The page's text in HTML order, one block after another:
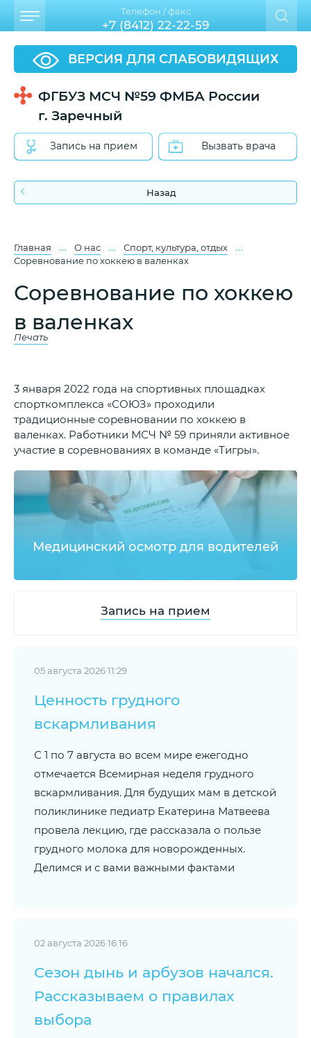
ВЕРСИЯ ДЛЯ СЛАБОВИДЯЩИХ
ФГБУЗ МСЧ №59 ФМБА России
г. Заречный
Запись на прием Вызвать врача
Телефон / факс
+7 (8412) 22-22-59
Назад
Главная … О нас … Спорт, культура, отдых …
Соревнование по хоккею в валенках
Соревнование по хоккею
в валенках
Печать
3 января 2022 года на спортивных площадках
спорткомплекса «СОЮЗ» проходили
традиционные соревновании по хоккею в
валенках. Работники МСЧ № 59 приняли активное
участие в соревнованиях в команде «Тигры».
Медицинский осмотр для водителей
Запись на прием
05 августа 2026 11:29
Ценность грудного
вскармливания
С 1 по 7 августа во всем мире ежегодно
отмечается Всемирная неделя грудного
вскармливания. Для будущих мам в детской
поликлинике педиатр Екатерина Матвеева
провела лекцию, где рассказала о пользе
грудного молока для новорожденных.
Делимся и с вами важными фактами
02 августа 2026 16:16
Сезон дынь и арбузов начался.
Рассказываем о правилах
выбора